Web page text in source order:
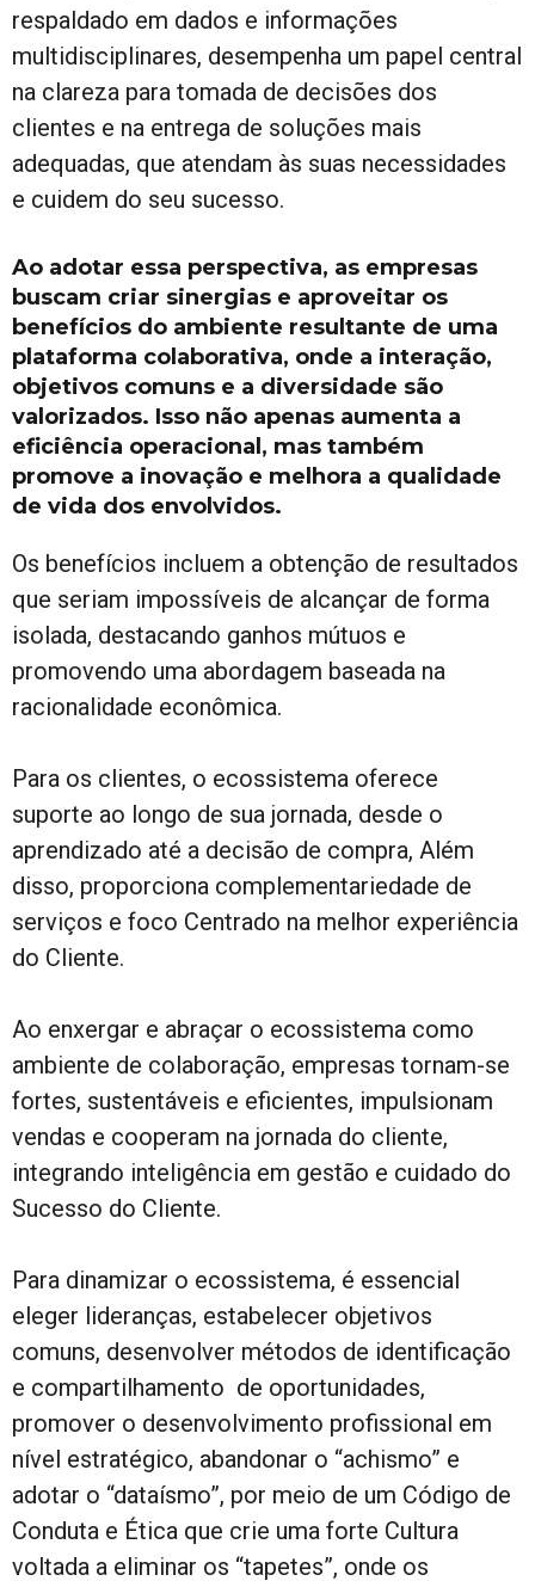
respaldado em dados e informações
multidisciplinares, desempenha um papel central
na clareza para tomada de decisões dos
clientes e na entrega de soluções mais
adequadas, que atendam às suas necessidades
e cuidem do seu sucesso.
Ao adotar essa perspectiva, as empresas
buscam criar sinergias e aproveitar os
benefícios do ambiente resultante de uma
plataforma colaborativa, onde a interação,
objetivos comuns e a diversidade são
valorizados. Isso não apenas aumenta a
eficiência operacional, mas também
promove a inovação e melhora a qualidade
de vida dos envolvidos.
Os benefícios incluem a obtenção de resultados
que seriam impossíveis de alcançar de forma
isolada, destacando ganhos mútuos e
promovendo uma abordagem baseada na
racionalidade econômica.
Para os clientes, o ecossistema oferece
suporte ao longo de sua jornada, desde o
aprendizado até a decisão de compra, Além
disso, proporciona complementariedade de
serviços e foco Centrado na melhor experiência
do Cliente.
Ao enxergar e abraçar o ecossistema como
ambiente de colaboração, empresas tornam-se
fortes, sustentáveis e eficientes, impulsionam
vendas e cooperam na jornada do cliente,
integrando inteligência em gestão e cuidado do
Sucesso do Cliente.
Para dinamizar o ecossistema, é essencial
eleger lideranças, estabelecer objetivos
comuns, desenvolver métodos de identificação
e compartilhamento de oportunidades,
promover o desenvolvimento profissional em
nível estratégico, abandonar o “achismo” e
adotar o “dataísmo”, por meio de um Código de
Conduta e Ética que crie uma forte Cultura
voltada a eliminar os “tapetes”, onde os